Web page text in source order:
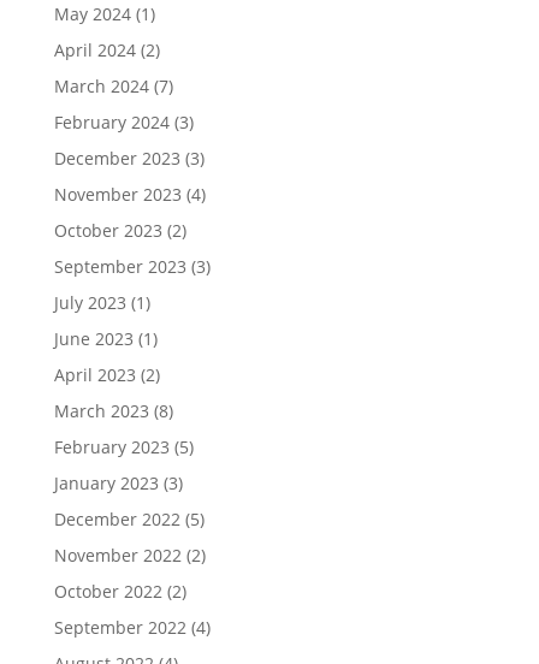
May 2024(1)
April 2024(2)
March 2024(7)
February 2024(3)
December 2023 (3)
November 2023 (4)
October 2023 (2)
September 2023 (3)
July 2023 (1)
June 2023 (1)
April 2023 (2)
March 2023 (8)
February 2023 (5)
January 2023 (3)
December 2022(5)
November 2022(2)
October 2022(2)
September 2022(4)